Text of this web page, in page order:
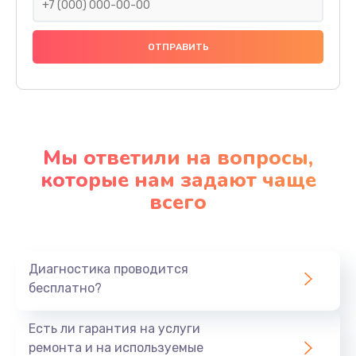
Мы ответили на вопросы,
которые нам задают чаще
всего
Диагностика проводится
бесплатно?
Есть ли гарантия на услуги
ремонта и на используемые